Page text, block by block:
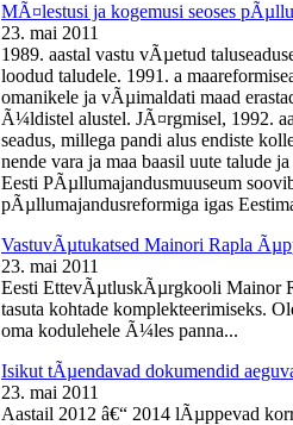
MÃ¤lestusi ja kogemusi seoses
23. mai 2011
1989. aastal vastu vÃµetud
loodud taludele. 1991. a
omanikele ja vÃµimaldati maad
Ã¼ldistel alustel. JÃ¤rgmisel, 1992.
seadus, millega pandi alus endiste
nende vara ja maa baasil uute talude
Eesti PÃµllumajandusmuuseum
pÃµllumajandusreformiga igas
VastuvÃµtukatsed Mainori Rapla
23. mai 2011
Eesti EttevÃµtluskÃµrgkooli Mainor
tasuta kohtade komplekteerimiseks.
oma kodulehele Ã¼les panna...
Isikut tÃµendavad dokumendid
23. mai 2011
Aastail 2012 â€“ 2014 lÃµppevad